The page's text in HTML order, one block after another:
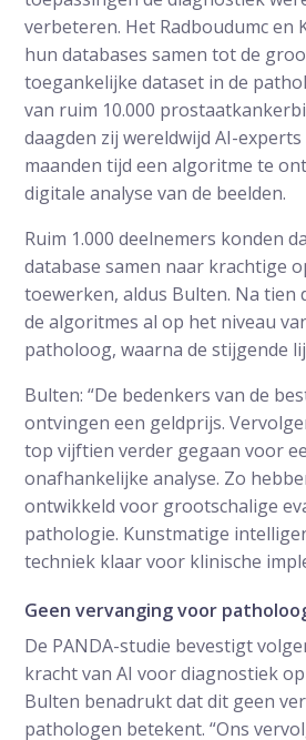
verbeteren. Het Radboudumc en
hun databases samen tot de
toegankelijke dataset in de
van ruim 10.000
daagden zij wereldwijd AI-
maanden tijd een algoritme te
digitale analyse van de beelden.
Ruim 1.000 deelnemers konden
database samen naar krachtige
toewerken, aldus Bulten. Na tien
de algoritmes al op het niveau
patholoog, waarna de stijgende
Bulten: “De bedenkers van de
ontvingen een geldprijs.
top vijftien verder gegaan voor
onafhankelijke analyse. Zo
ontwikkeld voor grootschalige
pathologie. Kunstmatige
techniek klaar voor klinische
Geen vervanging voor
De PANDA-studie bevestigt
kracht van AI voor diagnostiek
Bulten benadrukt dat dit geen
pathologen betekent. “Ons